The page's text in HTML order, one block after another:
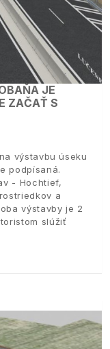
JE
ZAČAŤ S
výstavbu úseku
podpísaná.
- Hochtief,
a
výstavby je 2
slúžiť